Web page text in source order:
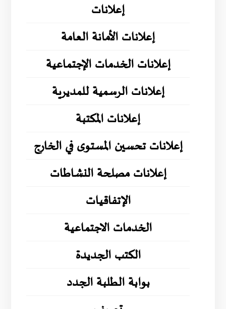
إعلانات
إعلانات الأمانة العامة
إعلانات الخدمات الإجتماعية
إعلانات الرسمية للمديرية
إعلانات المكتبة
إعلانات تحسين المستوى في الخارج
إعلانات مصلحة النشاطات
الإتفاقيات
الخدمات الاجتماعية
الكتب الجديدة
بوابة الطلبة الجدد